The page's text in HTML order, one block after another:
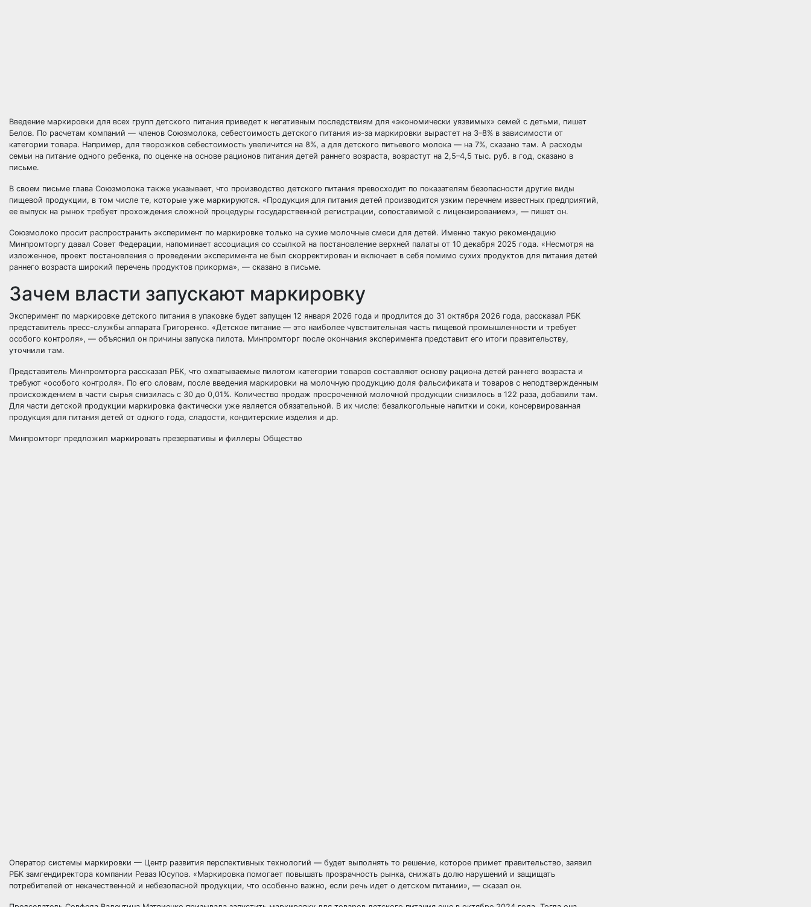
Введение маркировки для всех групп детского питания приведет к негативным последствиям для «экономически уязвимых» семей с детьми, пишет
Белов. По расчетам компаний — членов Союзмолока, себестоимость детского питания из-за маркировки вырастет на 3–8% в зависимости от
категории товара. Например, для творожков себестоимость увеличится на 8%, а для детского питьевого молока — на 7%, сказано там. А расходы
семьи на питание одного ребенка, по оценке на основе рационов питания детей раннего возраста, возрастут на 2,5–4,5 тыс. руб. в год, сказано в
письме.
В своем письме глава Союзмолока также указывает, что производство детского питания превосходит по показателям безопасности другие виды
пищевой продукции, в том числе те, которые уже маркируются. «Продукция для питания детей производится узким перечнем известных предприятий,
ее выпуск на рынок требует прохождения сложной процедуры государственной регистрации, сопоставимой с лицензированием», — пишет он.
Союзмолоко просит распространить эксперимент по маркировке только на сухие молочные смеси для детей. Именно такую рекомендацию
Минпромторгу давал Совет Федерации, напоминает ассоциация со ссылкой на постановление верхней палаты от 10 декабря 2025 года. «Несмотря на
изложенное, проект постановления о проведении эксперимента не был скорректирован и включает в себя помимо сухих продуктов для питания детей
раннего возраста широкий перечень продуктов прикорма», — сказано в письме.
Зачем власти запускают маркировку
Эксперимент по маркировке детского питания в упаковке будет запущен 12 января 2026 года и продлится до 31 октября 2026 года, рассказал РБК
представитель пресс-службы аппарата Григоренко. «Детское питание — это наиболее чувствительная часть пищевой промышленности и требует
особого контроля», — объяснил он причины запуска пилота. Минпромторг после окончания эксперимента представит его итоги правительству,
уточнили там.
Представитель Минпромторга рассказал РБК, что охватываемые пилотом категории товаров составляют основу рациона детей раннего возраста и
требуют «особого контроля». По его словам, после введения маркировки на молочную продукцию доля фальсификата и товаров с неподтвержденным
происхождением в части сырья снизилась с 30 до 0,01%. Количество продаж просроченной молочной продукции снизилось в 122 раза, добавили там.
Для части детской продукции маркировка фактически уже является обязательной. В их числе: безалкогольные напитки и соки, консервированная
продукция для питания детей от одного года, сладости, кондитерские изделия и др.
Минпромторг предложил маркировать презервативы и филлеры Общество
Оператор системы маркировки — Центр развития перспективных технологий — будет выполнять то решение, которое примет правительство, заявил
РБК замгендиректора компании Реваз Юсупов. «Маркировка помогает повышать прозрачность рынка, снижать долю нарушений и защищать
потребителей от некачественной и небезопасной продукции, что особенно важно, если речь идет о детском питании», — сказал он.